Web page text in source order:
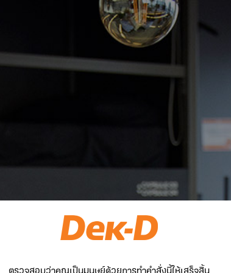
ตรวจสอบว่าคุณเป็นมนุษย์ด้วยการทำคำสั่งนี้ให้เสร็จสิ้น